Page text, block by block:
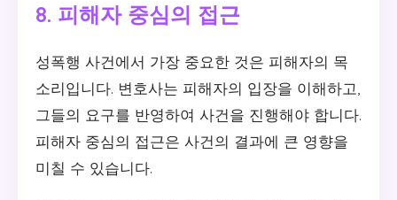
8. 피해자 중심의 접근
성폭행 사건에서 가장 중요한 것은 피해자의 목
소리입니다. 변호사는 피해자의 입장을 이해하고,
그들의 요구를 반영하여 사건을 진행해야 합니다.
피해자 중심의 접근은 사건의 결과에 큰 영향을
미칠 수 있습니다.